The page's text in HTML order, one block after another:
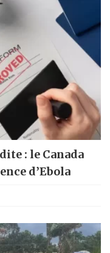
: le Canada
d’Ebola